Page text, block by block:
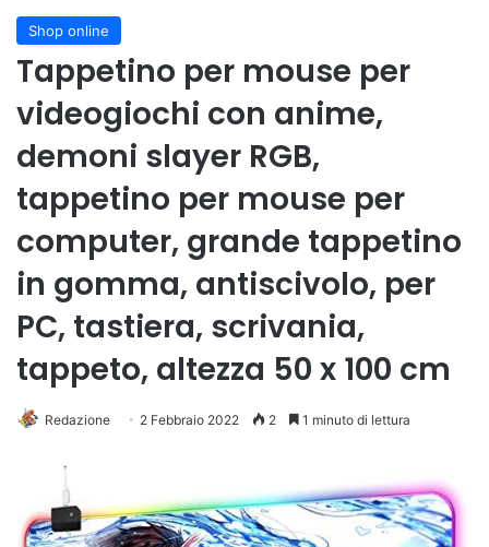
Shop online
Tappetino per mouse per
videogiochi con anime,
demoni slayer RGB,
tappetino per mouse per
computer, grande tappetino
in gomma, antiscivolo, per
PC, tastiera, scrivania,
tappeto, altezza 50 x 100 cm
Redazione 2 Febbraio 2022 2 1 minuto di lettura